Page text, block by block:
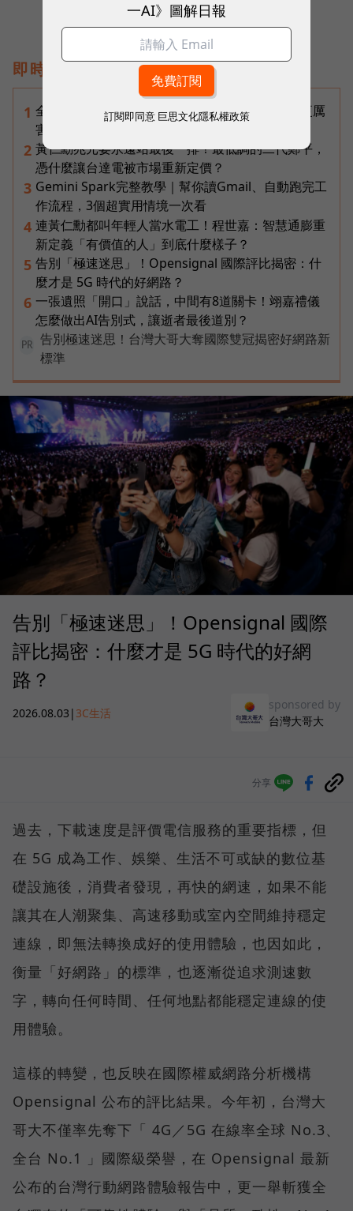
即時熱門文章
1 全台最大全聯首日業績破百萬，蔡篤昌：還會有更厲
害的大型店！為何把餐廳健身房都搬上樓？
2 黃仁勳兆元宴永遠站最後一排！最低調的二代鄭平，
憑什麼讓台達電被市場重新定價？
3 Gemini Spark完整教學｜幫你讀Gmail、自動跑完工
作流程，3個超實用情境一次看
4 連黃仁勳都叫年輕人當水電工！程世嘉：智慧通膨重
新定義「有價值的人」到底什麼樣子？
5 告別「極速迷思」！Opensignal 國際評比揭密：什
麼才是 5G 時代的好網路？
6 一張遺照「開口」說話，中間有8道關卡！翊嘉禮儀
怎麼做出AI告別式，讓逝者最後道別？
PR
告別極速迷思！台灣大哥大奪國際雙冠揭密好網路新
標準
告別「極速迷思」！Opensignal 國際
評比揭密：什麼才是 5G 時代的好網
路？
2026.08.03 | 3C生活
sponsored by
台灣大哥大
分享
過去，下載速度是評價電信服務的重要指標，但
在 5G 成為工作、娛樂、生活不可或缺的數位基
礎設施後，消費者發現，再快的網速，如果不能
讓其在人潮聚集、高速移動或室內空間維持穩定
連線，即無法轉換成好的使用體驗，也因如此，
衡量「好網路」的標準，也逐漸從追求測速數
字，轉向任何時間、任何地點都能穩定連線的使
用體驗。
這樣的轉變，也反映在國際權威網路分析機構
Opensignal 公布的評比結果。今年初，台灣大
哥大不僅率先奪下「 4G／5G 在線率全球 No.3、
全台 No.1 」國際級榮譽，在 Opensignal 最新
公布的台灣行動網路體驗報告中，更一舉斬獲全
一AI》圖解日報
訂閱即同意 巨思文化隱私權政策